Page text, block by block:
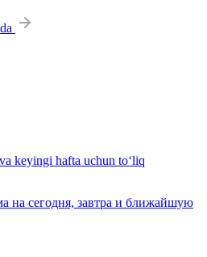
keyingi hafta uchun to‘liq
на сегодня, завтра и ближайшую